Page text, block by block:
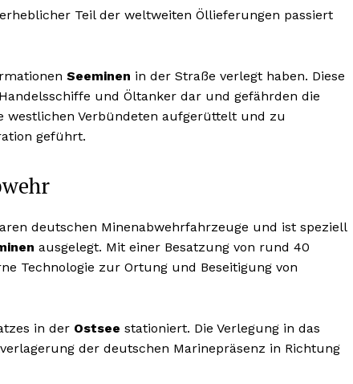
Teil der weltweiten Öllieferungen passiert
Seeminen in der Straße verlegt haben. Diese
und Öltanker dar und gefährden die
westlichen Verbündeten aufgerüttelt und zu
geführt.
deutschen Minenabwehrfahrzeuge und ist speziell
ausgelegt. Mit einer Besatzung von rund 40
Technologie zur Ortung und Beseitigung von
in der Ostsee stationiert. Die Verlegung in das
der deutschen Marinepräsenz in Richtung